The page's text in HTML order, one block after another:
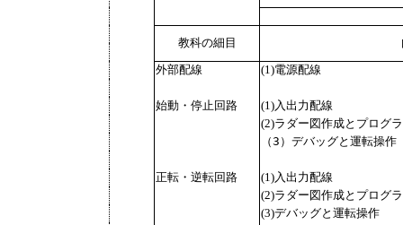
教科の細目
外部配線 (1)電源配線
始動・停止回路
(1)入出力配線
(2)ラダー図作成とプログ
（3）デバッグと運転操作
正転・逆転回路
(1)入出力配線
(2)ラダー図作成とプログ
(3)デバッグと運転操作